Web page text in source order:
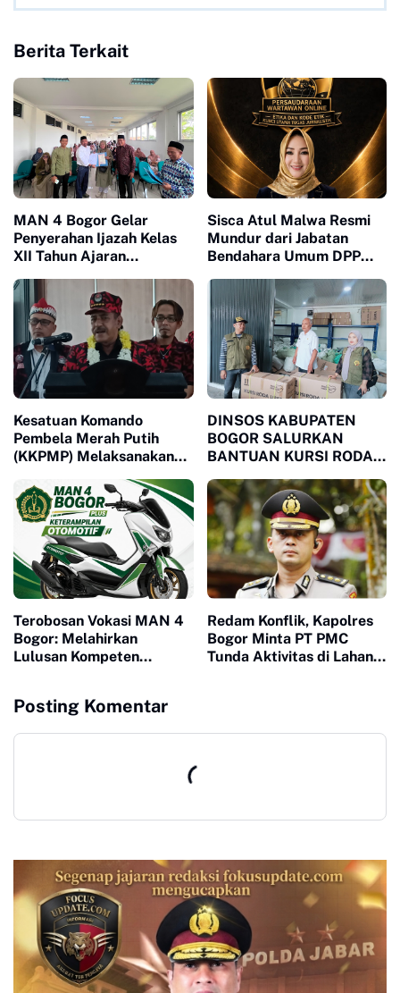
Berita Terkait
MAN 4 Bogor Gelar
Penyerahan Ijazah Kelas
XII Tahun Ajaran
Pentingnya Sinergi
Madrasah dan Keluarga
Sisca Atul Malwa Resmi
Mundur dari Jabatan
Bendahara Umum DPP
Kesatuan Komando
Pembela Merah Putih
(KKPMP) Melaksanakan
DINSOS KABUPATEN
BOGOR SALURKAN
BANTUAN KURSI RODA
JAWAB KEBUTUHAN
WARGA MEGAMENDUNG
DAN CIOMAS
Terobosan Vokasi MAN 4
Bogor: Melahirkan
Lulusan Kompeten
Redam Konflik, Kapolres
Bogor Minta PT PMC
Tunda Aktivitas di Lahan
Posting Komentar